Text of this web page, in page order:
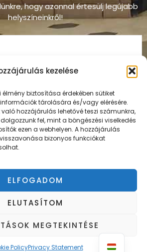
kezelése
biztosítása érdekében sütiket
tárolására és/vagy elérésére.
hozzájárulás lehetővé teszi számunkra,
fel, mint a böngészési viselkedés
ezen a webhelyen. A hozzájárulás
bizonyos funkciókat
ELFOGADOM
ELUTASÍTOM
MEGTEKINTÉSE
PolicyPrivacy Statement
hogy azonnal értesülj legújabb
helyszíneinkről!
FELÍRATKOZÁS
© WELOVEVENT
irányelvek
Impresszum